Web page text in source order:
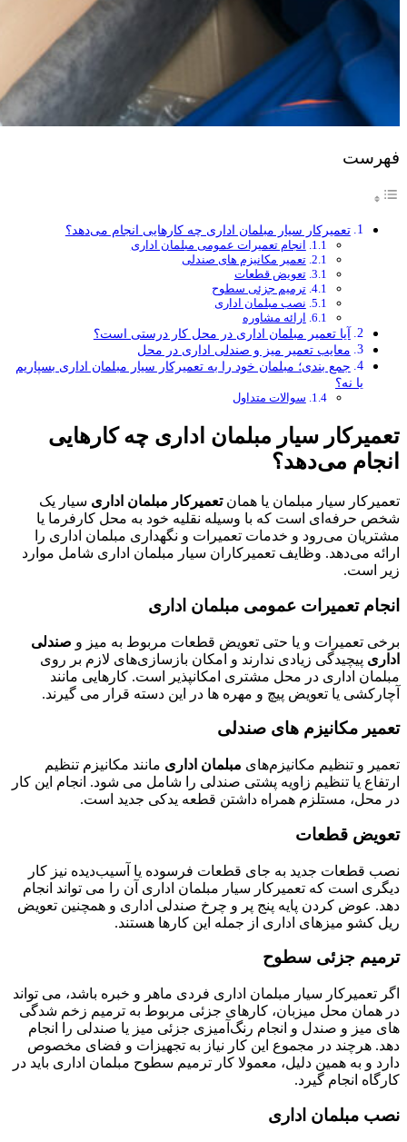
فهرست
تعمیرکار سیار مبلمان اداری چه کارهایی انجام می‌دهد؟
انجام تعمیرات عمومی مبلمان اداری
تعمیر مکانیزم های صندلی
تعویض قطعات
ترمیم جزئی سطوح
نصب مبلمان اداری
ارائه مشاوره
آیا تعمیر مبلمان اداری در محل کار درستی است؟
معایب تعمیر میز و صندلی اداری در محل
جمع بندی؛ مبلمان خود را به تعمیرکار سیار مبلمان اداری بسپاریم
یا نه؟
سوالات متداول
تعمیرکار سیار مبلمان اداری چه کارهایی
انجام می‌دهد؟
تعمیرکار سیار مبلمان یا همان تعمیرکار مبلمان اداری سیار یک
شخص حرفه‌ای است که با وسیله نقلیه خود به محل کارفرما یا
مشتریان می‌رود و خدمات تعمیرات و نگهداری مبلمان اداری را
ارائه می‌دهد. وظایف تعمیرکاران سیار مبلمان اداری شامل موارد
زیر است.
انجام تعمیرات عمومی مبلمان اداری
برخی تعمیرات و یا حتی تعویض قطعات مربوط به میز و صندلی
اداری پیچیدگی زیادی ندارند و امکان بازسازی‌های لازم بر روی
مبلمان اداری در محل مشتری امکانپذیر است. کارهایی مانند
آچارکشی یا تعویض پیچ و مهره ها در این دسته قرار می گیرند.
تعمیر مکانیزم های صندلی
تعمیر و تنظیم مکانیزم‌های مبلمان اداری مانند مکانیزم‌ تنظیم
ارتفاع یا تنظیم زاویه پشتی صندلی را شامل می شود. انجام این کار
در محل، مستلزم همراه داشتن قطعه یدکی جدید است.
تعویض قطعات
نصب قطعات جدید به جای قطعات فرسوده یا آسیب‌دیده نیز کار
دیگری است که تعمیرکار سیار مبلمان اداری آن را می تواند انجام
دهد. عوض کردن پایه پنج پر و چرخ صندلی اداری و همچنین تعویض
ریل کشو میزهای اداری از جمله این کارها هستند.
ترمیم جزئی سطوح
اگر تعمیرکار سیار مبلمان اداری فردی ماهر و خبره باشد، می تواند
در همان محل میزبان، کارهای جزئی مربوط به ترمیم زخم شدگی
های میز و صندل و انجام رنگ‌آمیزی جزئی میز یا صندلی را انجام
دهد. هرچند در مجموع این کار نیاز به تجهیزات و فضای مخصوص
دارد و به همین دلیل، معمولا کار ترمیم سطوح مبلمان اداری باید در
کارگاه انجام گیرد.
نصب مبلمان اداری